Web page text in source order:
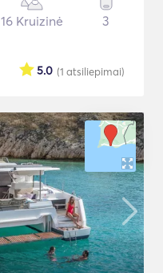
16 Kruizinė 3
(1 atsiliepimai)
5.0